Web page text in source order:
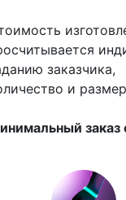
заказчика,
и
заказ